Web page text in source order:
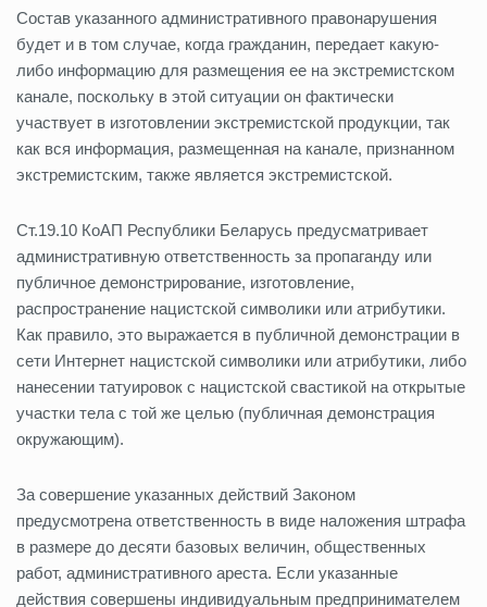
Состав указанного административного правонарушения
будет и в том случае, когда гражданин, передает какую-
либо информацию для размещения ее на экстремистском
канале, поскольку в этой ситуации он фактически
участвует в изготовлении экстремистской продукции, так
как вся информация, размещенная на канале, признанном
экстремистским, также является экстремистской.
Ст.19.10 КоАП Республики Беларусь предусматривает
административную ответственность за пропаганду или
публичное демонстрирование, изготовление,
распространение нацистской символики или атрибутики.
Как правило, это выражается в публичной демонстрации в
сети Интернет нацистской символики или атрибутики, либо
нанесении татуировок с нацистской свастикой на открытые
участки тела с той же целью (публичная демонстрация
окружающим).
За совершение указанных действий Законом
предусмотрена ответственность в виде наложения штрафа
в размере до десяти базовых величин, общественных
работ, административного ареста. Если указанные
действия совершены индивидуальным предпринимателем